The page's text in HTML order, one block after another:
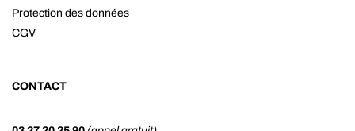
Protection des données
CGV
CONTACT